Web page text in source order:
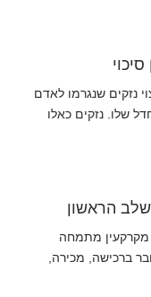
נזקים שנגרמו לאדם
שלו. נזקים כאלו
הראשון
מקרקעין מתמחה
ברכישה, מכירה,